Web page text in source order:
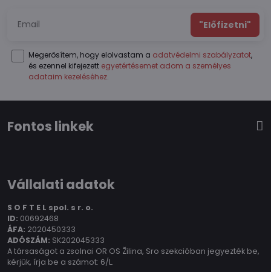
"Előfizetni"
Megerősítem, hogy elolvastam a adatvédelmi szabályzatot,
és ezennel kifejezett egyetértésemet adom a személyes
adataim kezeléséhez.
Fontos linkek
Vállalati adatok
S O F T E L spol. s r. o.
ID: 00692468
ÁFA: 2020450333
ADÓSZÁM: SK202045333
A társaságot a zsolnai OR OS Žilina, Sro szekcióban jegyezték be,
kérjük, írja be a számot: 6/L.